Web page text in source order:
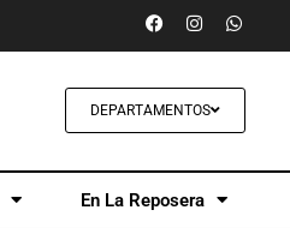
DEPARTAMENTOS
En La Reposera